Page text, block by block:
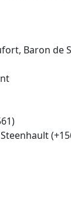
Baron de